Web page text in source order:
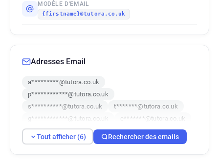
MODÈLE D'EMAIL
{firstname}@tutora.co.uk
Adresses Email
a*********@tutora.co.uk
p************@tutora.co.uk
s**********@tutora.co.uk
t*******@tutora.co.uk
g************@tutora.co.uk
e*******@tutora.co.uk
Tout afficher (6) Rechercher des emails